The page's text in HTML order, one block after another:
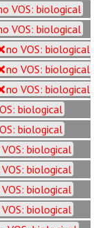
VOS: biological
VOS: biological
no VOS: biological
no VOS: biological
no VOS: biological
biological
biological
biological
biological
biological
biological